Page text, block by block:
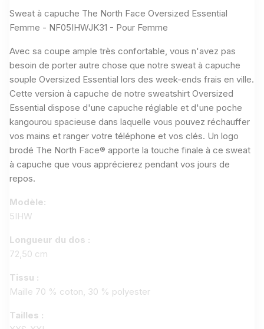
Sweat à capuche The North Face Oversized Essential
Femme - NF05IHWJK31 - Pour Femme
Avec sa coupe ample très confortable, vous n'avez pas
besoin de porter autre chose que notre sweat à capuche
souple Oversized Essential lors des week-ends frais en ville.
Cette version à capuche de notre sweatshirt Oversized
Essential dispose d'une capuche réglable et d'une poche
kangourou spacieuse dans laquelle vous pouvez réchauffer
vos mains et ranger votre téléphone et vos clés. Un logo
brodé The North Face® apporte la touche finale à ce sweat
à capuche que vous apprécierez pendant vos jours de
repos.
Modèle:
5IHW
Longueur du dos :
72,50 cm
Tissu :
Maille 70 % coton, 30 % polyester
Tailles :